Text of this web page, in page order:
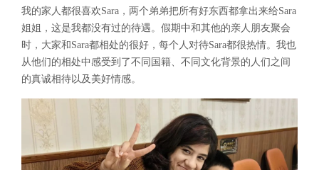
我的家人都很喜欢Sara，两个弟弟把所有好东西都拿出来给Sara
姐姐，这是我都没有过的待遇。假期中和其他的亲人朋友聚会
时，大家和Sara都相处的很好，每个人对待Sara都很热情。我也
从他们的相处中感受到了不同国籍、不同文化背景的人们之间
的真诚相待以及美好情感。